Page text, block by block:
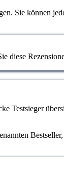
Sie können
diese
Testsieger